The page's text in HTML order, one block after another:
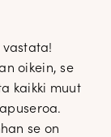
vastata!
oikein, se
kaikki muut
se on